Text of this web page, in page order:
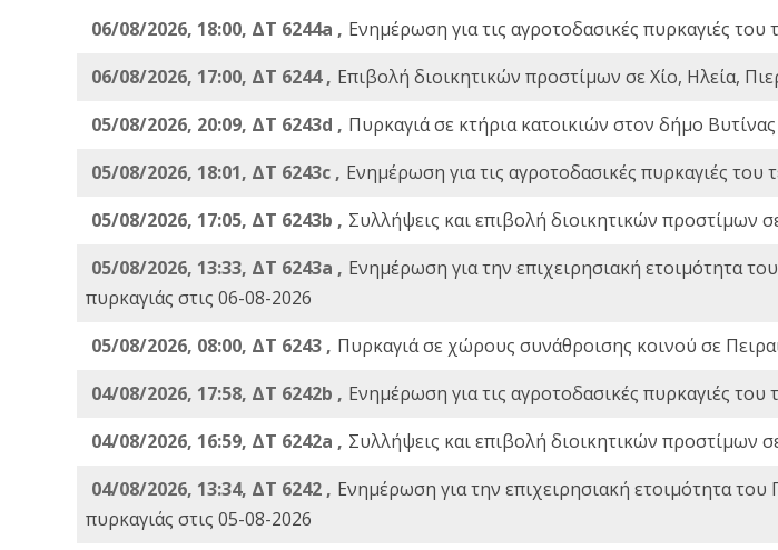
06/08/2026, 18:00, ΔΤ 6244a , Ενημέρωση για τις αγροτοδασικές πυρκαγιές
06/08/2026, 17:00, ΔΤ 6244 , Επιβολή διοικητικών προστίμων σε Χίο, Ηλεία,
05/08/2026, 20:09, ΔΤ 6243d , Πυρκαγιά σε κτήρια κατοικιών στον δήμο Βυτίνας
05/08/2026, 18:01, ΔΤ 6243c , Ενημέρωση για τις αγροτοδασικές πυρκαγιές
05/08/2026, 17:05, ΔΤ 6243b , Συλλήψεις και επιβολή διοικητικών προστίμων
05/08/2026, 13:33, ΔΤ 6243a , Ενημέρωση για την επιχειρησιακή ετοιμότητα
πυρκαγιάς στις 06-08-2026
05/08/2026, 08:00, ΔΤ 6243 , Πυρκαγιά σε χώρους συνάθροισης κοινού σε
04/08/2026, 17:58, ΔΤ 6242b , Ενημέρωση για τις αγροτοδασικές πυρκαγιές
04/08/2026, 16:59, ΔΤ 6242a , Συλλήψεις και επιβολή διοικητικών προστίμων
04/08/2026, 13:34, ΔΤ 6242 , Ενημέρωση για την επιχειρησιακή ετοιμότητα
πυρκαγιάς στις 05-08-2026